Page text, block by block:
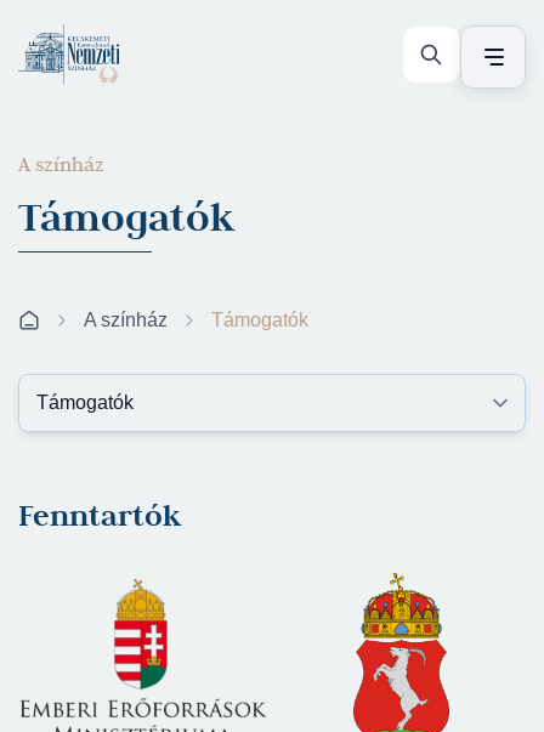
A színház
Támogatók
A színház Támogatók
Fenntartók